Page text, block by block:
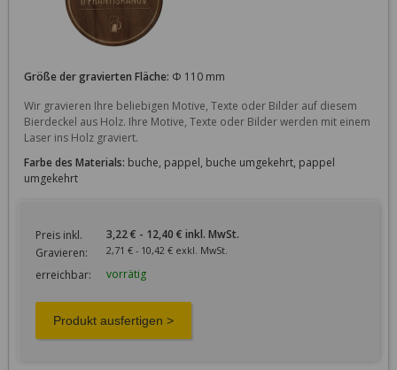
Größe der gravierten Fläche: Φ 110 mm
Wir gravieren Ihre beliebigen Motive, Texte oder Bilder auf diesem
Bierdeckel aus Holz. Ihre Motive, Texte oder Bilder werden mit einem
Laser ins Holz graviert.
Farbe des Materials: buche, pappel, buche umgekehrt, pappel
umgekehrt
Preis inkl.
Gravieren:
3,22 € - 12,40 € inkl. MwSt.
2,71 € - 10,42 € exkl. MwSt.
erreichbar: vorrätig